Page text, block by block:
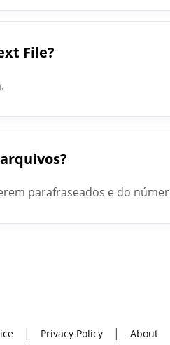
File?
parafraseados e do
Privacy Policy About